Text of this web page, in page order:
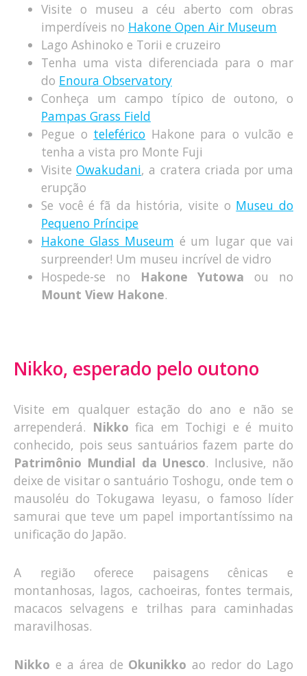
Visite o museu a céu aberto com obras
imperdíveis no Hakone Open Air Museum
Lago Ashinoko e Torii e cruzeiro
Tenha uma vista diferenciada para o mar
do Enoura Observatory
Conheça um campo típico de outono, o
Pampas Grass Field
Pegue o teleférico Hakone para o vulcão e
tenha a vista pro Monte Fuji
VisiteOwakudani, a cratera criada por uma
erupção
Se você é fã da história, visite o Museu do
Pequeno Príncipe
Hakone Glass Museum é um lugar que vai
surpreender! Um museu incrível de vidro
Hospede-se no Hakone Yutowa ou no
Mount View Hakone.
Nikko, esperado pelo outono
Visite em qualquer estação do ano e não se
arrependerá. Nikko fica em Tochigi e é muito
conhecido, pois seus santuários fazem parte do
Patrimônio Mundial da Unesco. Inclusive, não
deixe de visitar o santuário Toshogu, onde tem o
mausoléu do Tokugawa Ieyasu, o famoso líder
samurai que teve um papel importantíssimo na
unificação do Japão.
A região oferece paisagens cênicas e
montanhosas, lagos, cachoeiras, fontes termais,
macacos selvagens e trilhas para caminhadas
maravilhosas.
Nikko e a área de Okunikko ao redor do Lago